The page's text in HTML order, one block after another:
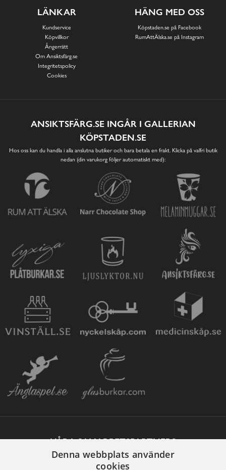
LÄNKAR
Kundservice
Köpvillkor
Ångerrätt
Om Ansiktsfärg.se
Integritetspolicy
Cookies
HÄNG MED OSS
Köpstaden.se på Facebook
RumAttÄlska.se på Instagram
ANSIKTSFÄRG.SE INGÅR I GALLERIAN
KÖPSTADEN.SE
Hos oss kan du handla i alla anslutna butiker och bara betala en frakt. Klicka på valfri butik
nedan (din varukorg följer automatiskt med):
VÅRA SAMARBETSPARTNERS
Denna webbplats använder
cookies